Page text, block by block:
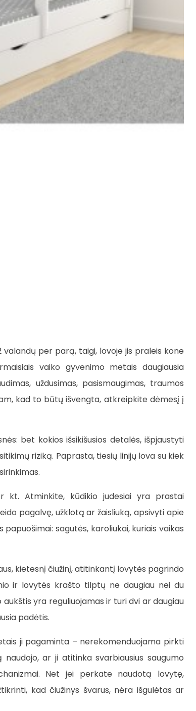
valandų per parą, taigi, lovoje jis praleis kone
vaiko gyvenimo metais daugiausia
uždusimas, pasismaugimas, traumos
kad to būtų išvengta, atkreipkite dėmesį į
bet kokios išsikišusios detalės, išpjaustyti
riziką. Paprasta, tiesių linijų lova su kiek
kt. Atminkite, kūdikio judesiai yra prastai
pagalvę, užklotą ar žaisliuką, apsivyti apie
sagutės, karoliukai, kuriais vaikas
kietesnį čiužinį, atitinkantį lovytės pagrindo
ir lovytės krašto tilptų ne daugiau nei du
yra reguliuojamas ir turi dvi ar daugiau
padėtis.
ji pagaminta – nerekomenduojama pirkti
ar ji atitinka svarbiausius saugumo
Net jei perkate naudotą lovytę,
kad čiužinys švarus, nėra išgulėtas ar